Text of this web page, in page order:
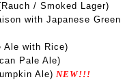
/ Smoked Lager)
with Japanese Green
Ale with Rice)
Pale Ale)
Ale) NEW!!!